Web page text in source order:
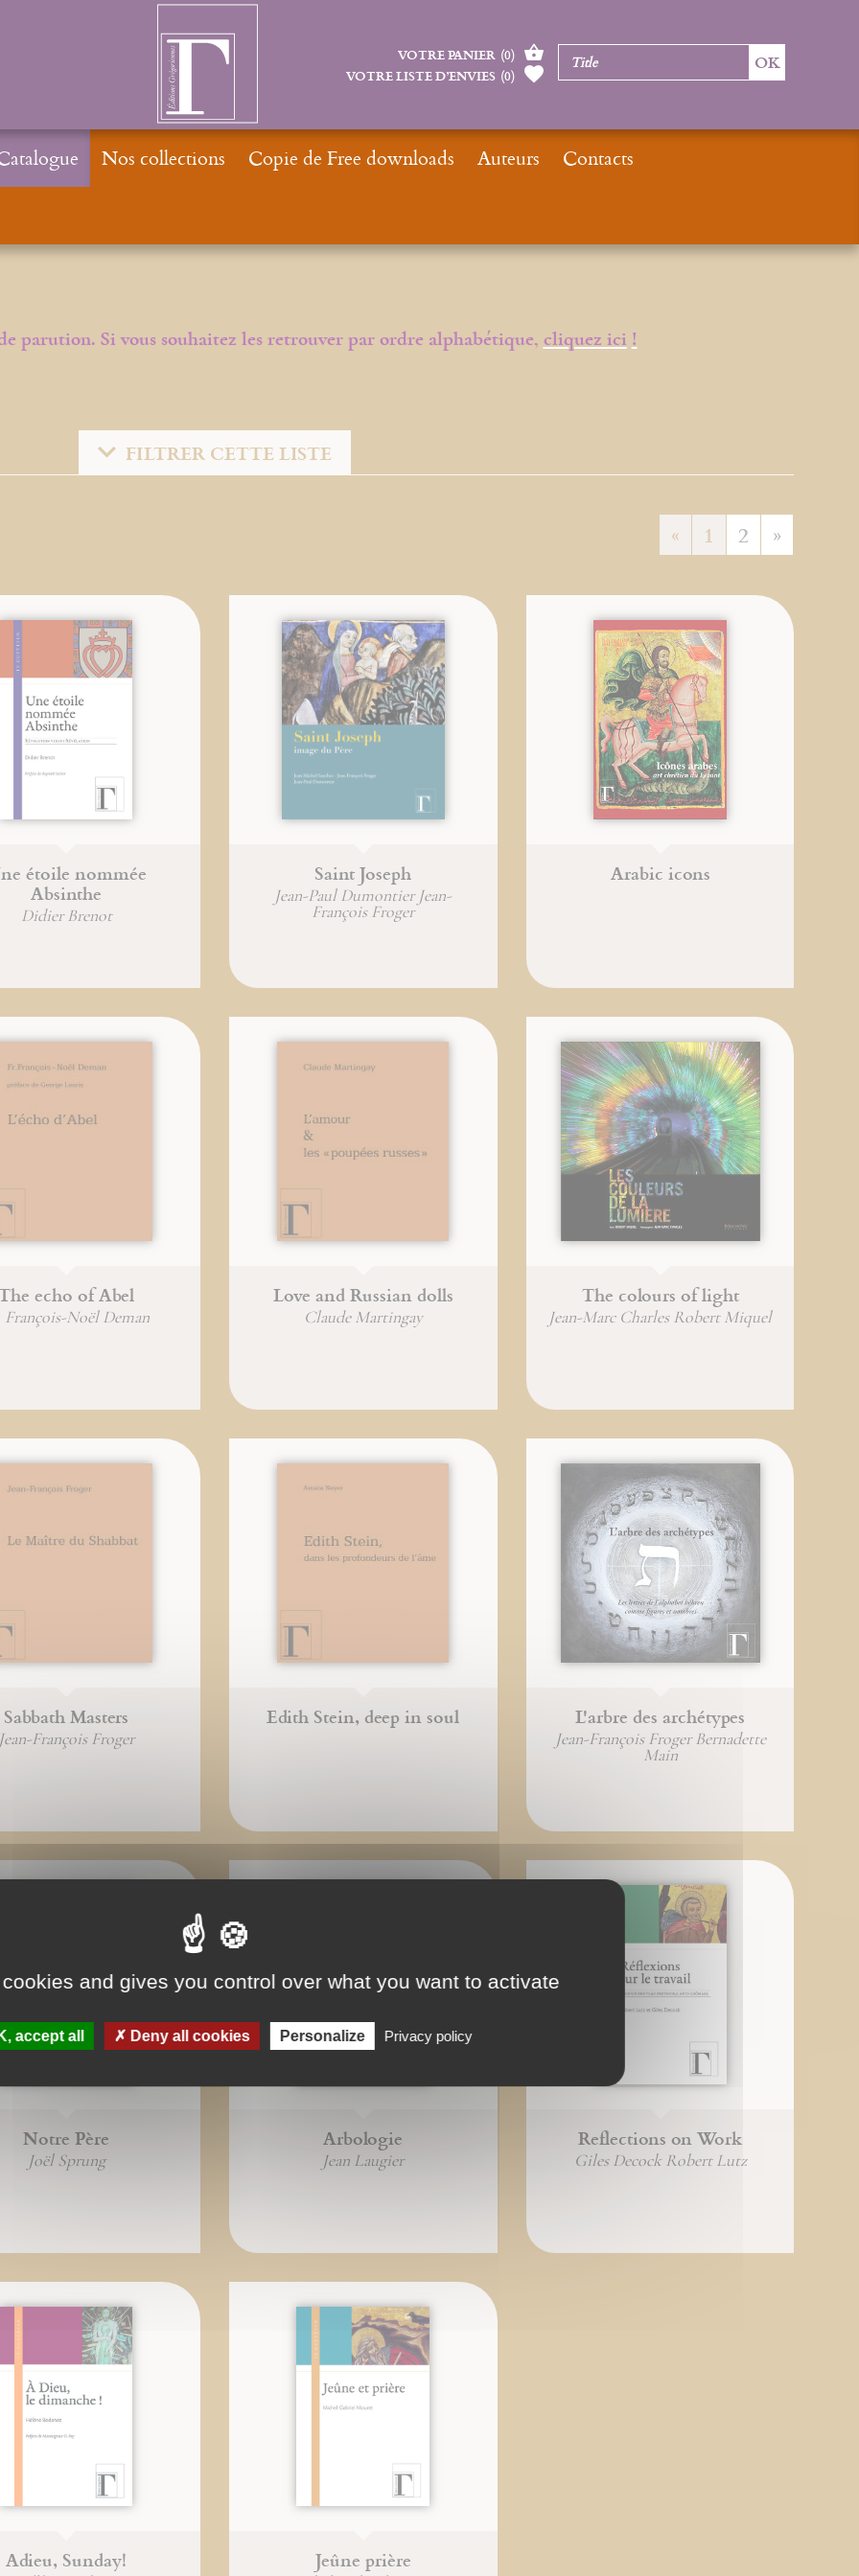
parution. Si vous souhaitez les retrouver par ordre alphabétique,cliquez ici!
FILTRER CETTE LISTE
« 1 2 »
étoile nommée
Absinthe
Didier Brenot
Saint Joseph
Jean-Paul Dumontier Jean-
François Froger
Arabic icons
echo of Abel
François-Noël Deman
Love and Russian dolls
Claude Martingay
The colours of light
Jean-Marc Charles Robert Miquel
Sabbath Masters
François Froger
Edith Stein, deep in soul L'arbre des archétypes
Jean-François Froger Bernadette
Main
Notre Père
Joël Sprung
Arbologie
Jean Laugier
Reflections on Work
Giles Decock Robert Lutz
Adieu, Sunday! Jeûne prière
VOTRE PANIER (0)
VOTRE LISTE D’ENVIES (0)
Nos collections Copie de Free downloads Auteurs Contacts
and gives you control over what you want to activate
accept all Deny all cookies Personalize Privacy policy